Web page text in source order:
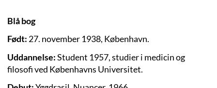
Blå bog
Født: 27. november 1938, København.
Uddannelse:Student 1957, studier i medicin og
filosofi ved Københavns Universitet.